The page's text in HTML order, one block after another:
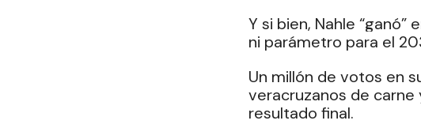
Y si bien, Nahle
ni parámetro para el
Un millón de votos en
veracruzanos de
resultado final.